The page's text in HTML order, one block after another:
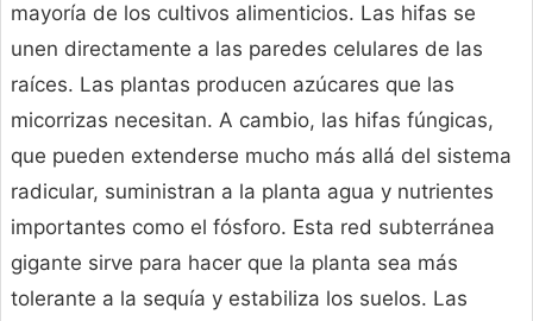
mayoría de los cultivos alimenticios. Las hifas se
unen directamente a las paredes celulares de las
raíces. Las plantas producen azúcares que las
micorrizas necesitan. A cambio, las hifas fúngicas,
que pueden extenderse mucho más allá del sistema
radicular, suministran a la planta agua y nutrientes
importantes como el fósforo. Esta red subterránea
gigante sirve para hacer que la planta sea más
tolerante a la sequía y estabiliza los suelos. Las